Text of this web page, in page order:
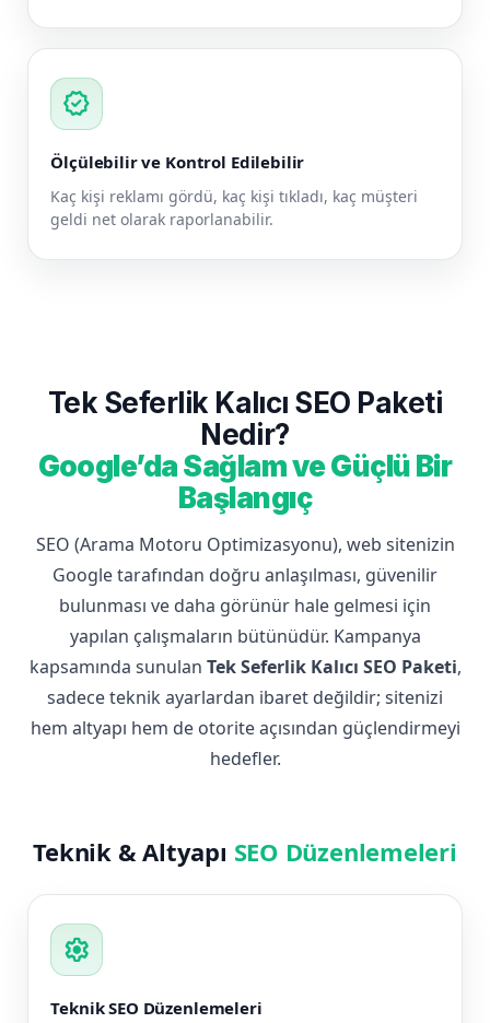
verified
Ölçülebilir ve Kontrol Edilebilir
Kaç kişi reklamı gördü, kaç kişi tıkladı, kaç müşteri
geldi net olarak raporlanabilir.
Tek Seferlik Kalıcı SEO Paketi
Nedir?
Google’da Sağlam ve Güçlü Bir
Başlangıç
SEO (Arama Motoru Optimizasyonu), web sitenizin
Google tarafından doğru anlaşılması, güvenilir
bulunması ve daha görünür hale gelmesi için
yapılan çalışmaların bütünüdür. Kampanya
kapsamında sunulan Tek Seferlik Kalıcı SEO Paketi,
sadece teknik ayarlardan ibaret değildir; sitenizi
hem altyapı hem de otorite açısından güçlendirmeyi
hedefler.
Teknik & Altyapı SEO Düzenlemeleri
settings
Teknik SEO Düzenlemeleri